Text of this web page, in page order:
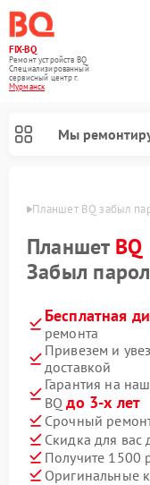
FIX-BQ
Ремонт устройств BQ
Специализированный
cервисный центр г.
Мурманск
Мы
Планшет BQ забыл
Планшет BQ
Забыл
Бесплатная
ремонта
Привезем и
доставкой
Гарантия на
BQдо 3-х лет
Срочный
Скидка для вас
Получите 1500
Оригинальные